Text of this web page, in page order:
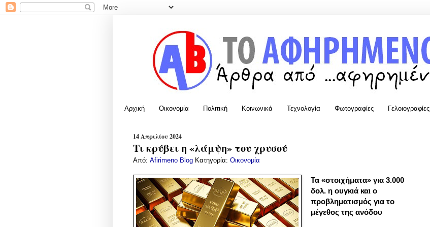
Αρχική Οικονομία Πολιτική Κοινωνικά Τεχνολογία Φωτογραφίες Γελοιογραφίες
14 Απριλίου 2024
Τι κρύβει η «λάμψη» του χρυσού
Από: Afirimeno Blog Κατηγορία: Οικονομία
Τα «στοιχήματα» για 3.000
δολ. η ουγκιά και ο
προβληματισμός για το
μέγεθος της ανόδου